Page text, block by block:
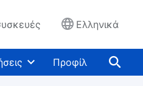
Ελληνικά
Προφίλ